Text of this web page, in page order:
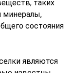
таких
минералы,
состояния
являются